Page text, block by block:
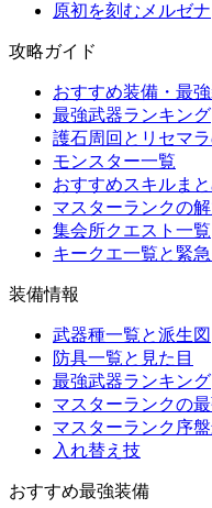
原初を刻むメルゼナ
攻略ガイド
おすすめ装備・最
最強武器ランキング
護石周回とリセマ
モンスター一覧
おすすめスキルま
マスターランクの
集会所クエスト一覧
キークエ一覧と緊
装備情報
武器種一覧と派生図
防具一覧と見た目
最強武器ランキング
マスターランクの
マスターランク序
入れ替え技
おすすめ最強装備